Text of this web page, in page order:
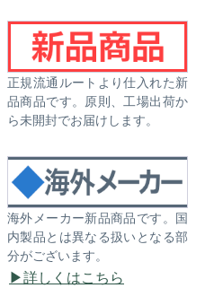
正規流通ルートより仕入れた新
品商品です。原則、工場出荷か
ら未開封でお届けします。
海外メーカー新品商品です。国
内製品とは異なる扱いとなる部
分がございます。
詳しくはこちら